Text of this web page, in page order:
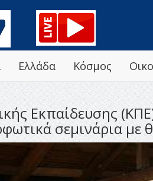
Ελλάδα Κόσμος
Εκπαίδευσης
σεμινάρια με